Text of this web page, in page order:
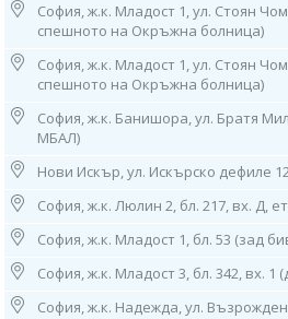
5. София, ж.к. "Княжево", ул. “Дамяница”
тел: 0882 720 552
Работно време: 08.00ч до 16.00ч /от
6. София, ж.к. "Лозенец",
жилищна група "Южен Парк",
бл. 44, ет. 1 (в Дерматологична Клиника -
тел: 0882 115 120
Работно време:
7. София, ж.к. "Младост" 1,
ул. "Стоян Чомаков“
(срещу входа на спешното на Окръжна
тел: 0882 244 828
Работно време:
София, ж.к. Младост 1, ул. Стоян
спешното на Окръжна болница)
София, ж.к. Младост 1, ул. Стоян
спешното на Окръжна болница)
София, ж.к. Банишора, ул. Братя
МБАЛ)
Нови Искър, ул. Искърско дефиле
София, ж.к. Люлин 2, бл. 217, вх. Д,
София, ж.к. Младост 1, бл. 53 (зад
София, ж.к. Младост 3, бл. 342, вх. 1
София, ж.к. Надежда, ул.